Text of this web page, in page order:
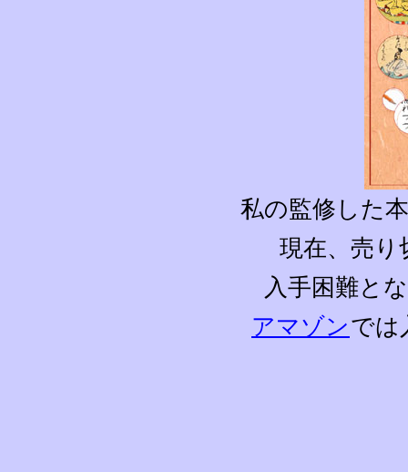
私の監修した
現在、売り
入手困難と
アマゾンでは